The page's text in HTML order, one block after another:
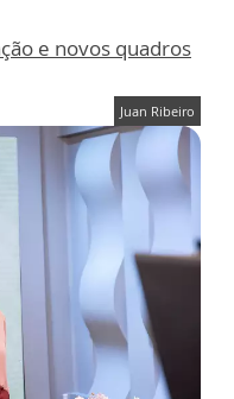
e novos quadros
Juan Ribeiro